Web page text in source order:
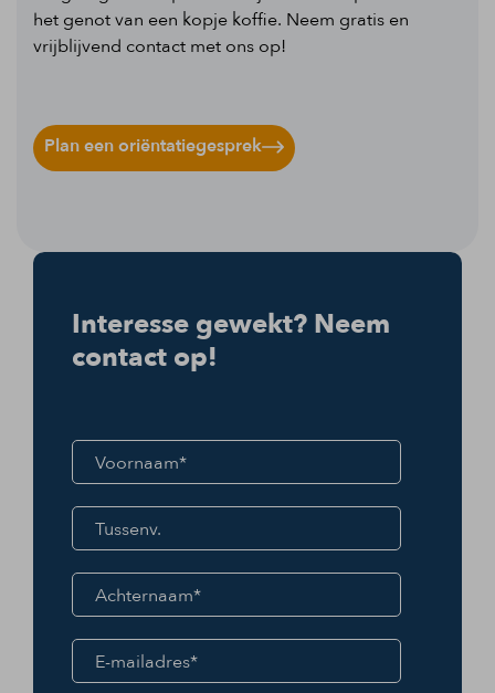
het genot van een kopje koffie. Neem gratis en
vrijblijvend contact met ons op!
Plan een oriëntatiegesprek
Interesse gewekt? Neem
contact op!